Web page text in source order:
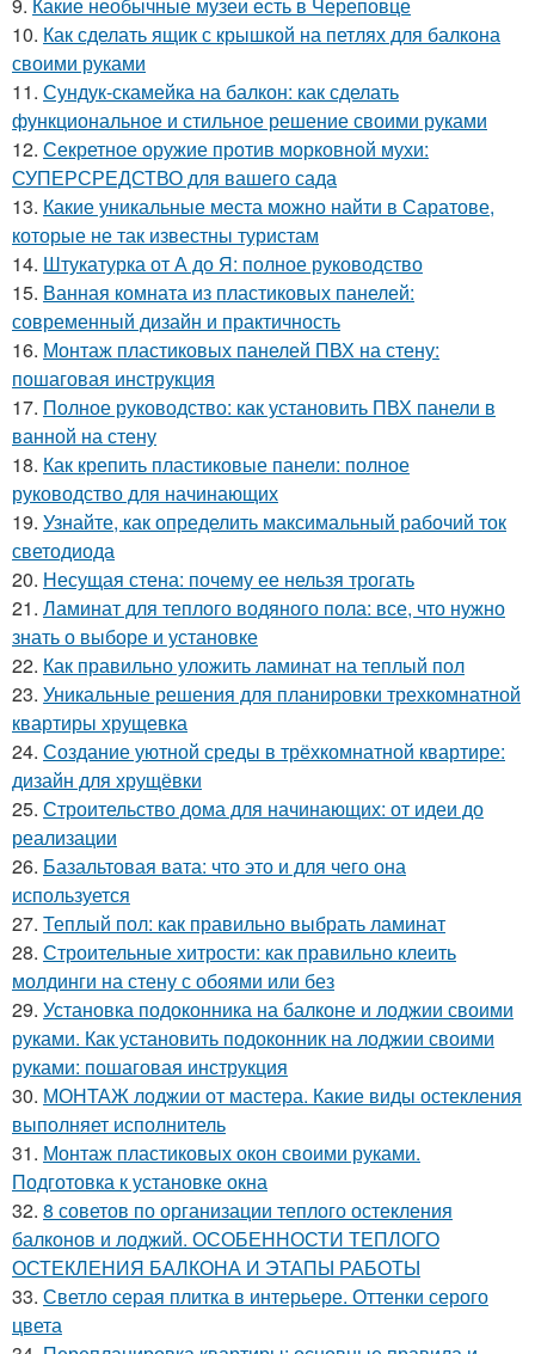
9. Какие необычные музеи есть в Череповце
10. Как сделать ящик с крышкой на петлях для балкона
своими руками
11. Сундук-скамейка на балкон: как сделать
функциональное и стильное решение своими руками
12. Секретное оружие против морковной мухи:
СУПЕРСРЕДСТВО для вашего сада
13. Какие уникальные места можно найти в Саратове,
которые не так известны туристам
14. Штукатурка от А до Я: полное руководство
15. Ванная комната из пластиковых панелей:
современный дизайн и практичность
16. Монтаж пластиковых панелей ПВХ на стену:
пошаговая инструкция
17. Полное руководство: как установить ПВХ панели в
ванной на стену
18. Как крепить пластиковые панели: полное
руководство для начинающих
19. Узнайте, как определить максимальный рабочий ток
светодиода
20. Несущая стена: почему ее нельзя трогать
21. Ламинат для теплого водяного пола: все, что нужно
знать о выборе и установке
22. Как правильно уложить ламинат на теплый пол
23. Уникальные решения для планировки трехкомнатной
квартиры хрущевка
24. Создание уютной среды в трёхкомнатной квартире:
дизайн для хрущёвки
25. Строительство дома для начинающих: от идеи до
реализации
26. Базальтовая вата: что это и для чего она
используется
27. Теплый пол: как правильно выбрать ламинат
28. Строительные хитрости: как правильно клеить
молдинги на стену с обоями или без
29. Установка подоконника на балконе и лоджии своими
руками. Как установить подоконник на лоджии своими
руками: пошаговая инструкция
30. МОНТАЖ лоджии от мастера. Какие виды остекления
выполняет исполнитель
31. Монтаж пластиковых окон своими руками.
Подготовка к установке окна
32. 8 советов по организации теплого остекления
балконов и лоджий. ОСОБЕННОСТИ ТЕПЛОГО
ОСТЕКЛЕНИЯ БАЛКОНА И ЭТАПЫ РАБОТЫ
33. Светло серая плитка в интерьере. Оттенки серого
цвета